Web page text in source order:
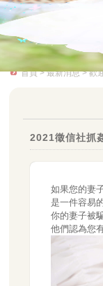
首頁>最新消息> 歡
2021徵信社抓
如果您的妻
是一件容易
你的妻子被
他們認為您